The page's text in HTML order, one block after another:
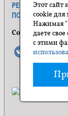
РЕКЛАМА
ПОЛИТИКА
Социальные
Этот сайт
cookie
Нажимая
даете
с этими